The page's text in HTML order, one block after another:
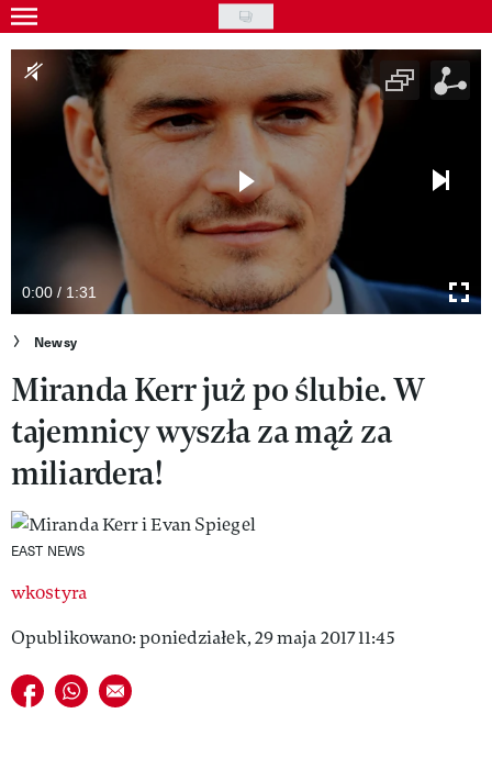
Skip
to
main
content
Gwiazdy
Ludzie
Kultura
Wideo
Nasze akcje
VIVA!ART
VIVA!MODA
VIVA!LIFESTYLE
MAGAZYN VIVA!
0:00 / 1:31
Newsy
Miranda Kerr już po ślubie. W
tajemnicy wyszła za mąż za
miliardera!
EAST NEWS
wkostyra
Opublikowano: poniedziałek, 29 maja 2017 11:45
Udostępnij na facebook
Udostępnij na whatsapp
E-mail do przyjaciela